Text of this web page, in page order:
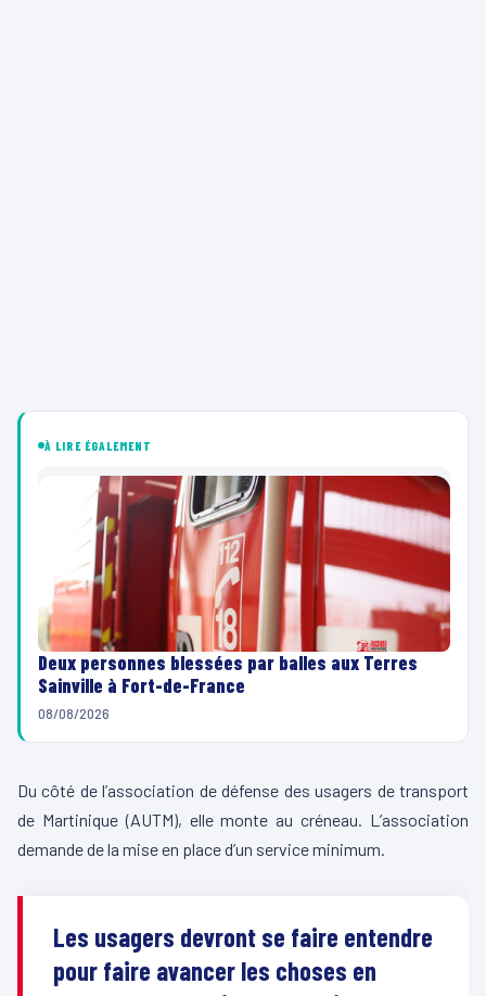
À LIRE ÉGALEMENT
Deux personnes blessées par balles aux Terres
Sainville à Fort-de-France
08/08/2026
Du côté de l’association de défense des usagers de transport
de Martinique (AUTM), elle monte au créneau. L’association
demande de la mise en place d’un service minimum.
Les usagers devront se faire entendre
pour faire avancer les choses en